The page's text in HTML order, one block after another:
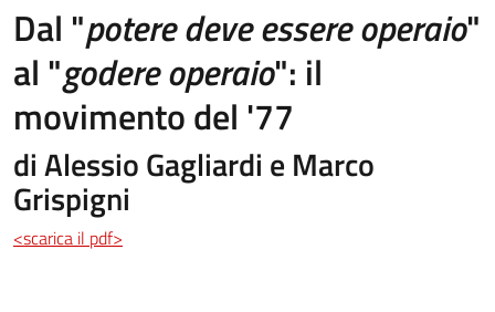
Dal "potere deve essere operaio"
al "godere operaio": il
movimento del '77
di Alessio Gagliardi e Marco
Grispigni
<scarica il pdf>